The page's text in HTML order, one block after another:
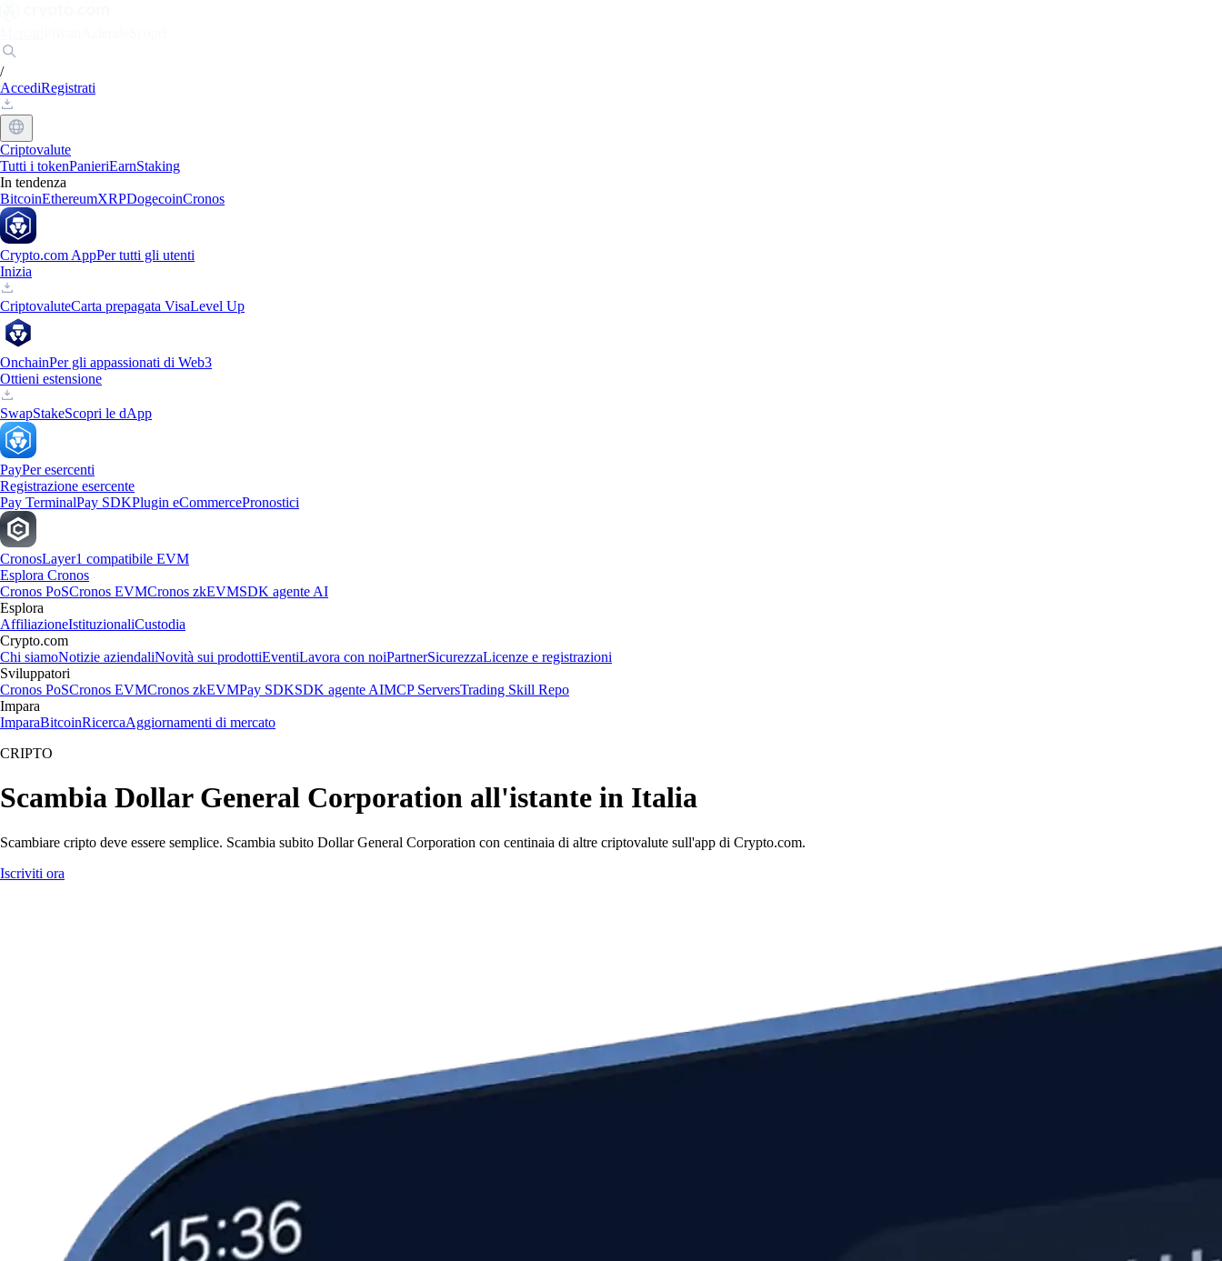
/
AccediRegistrati
Criptovalute
Tutti i tokenPanieriEarnStaking
In tendenza
BitcoinEthereumXRPDogecoinCronos
Crypto.com AppPer tutti gli utenti
Inizia
CriptovaluteCarta prepagata VisaLevel Up
OnchainPer gli appassionati di Web3
Ottieni estensione
SwapStakeScopri le dApp
PayPer esercenti
Registrazione esercente
Pay TerminalPay SDKPlugin eCommercePronostici
CronosLayer1 compatibile EVM
Esplora Cronos
Cronos PoSCronos EVMCronos zkEVMSDK agente AI
Esplora
AffiliazioneIstituzionaliCustodia
Crypto.com
Chi siamoNotizie aziendaliNovità sui prodottiEventiLavora con noiPartnerSicurezzaLicenze e registrazioni
Sviluppatori
Cronos PoSCronos EVMCronos zkEVMPay SDKSDK agente AIMCP ServersTrading Skill Repo
Impara
ImparaBitcoinRicercaAggiornamenti di mercato
CRIPTO
Scambia Dollar General Corporation all'istante in Italia
Scambiare cripto deve essere semplice. Scambia subito Dollar General Corporation con centinaia di altre criptovalute sull'app di Crypto.com.
Iscriviti ora